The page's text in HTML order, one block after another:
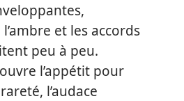
et les accords
peu à peu.
l’appétit pour
l’audace